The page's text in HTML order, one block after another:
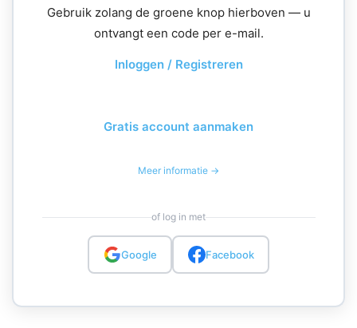
Gebruik zolang de groene knop hierboven — u
ontvangt een code per e-mail.
Inloggen / Registreren
Gratis account aanmaken
Meer informatie →
of log in met
Google Facebook